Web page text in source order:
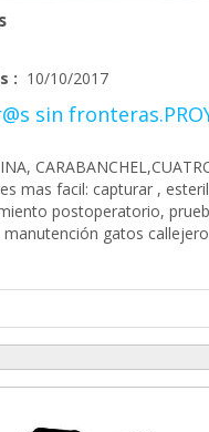
: 10/10/2017
sin
mas facil: capturar ,
postoperatorio,
gatos